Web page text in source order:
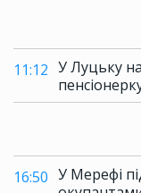
11:12 У Луцьку
16:50 У Мерефі